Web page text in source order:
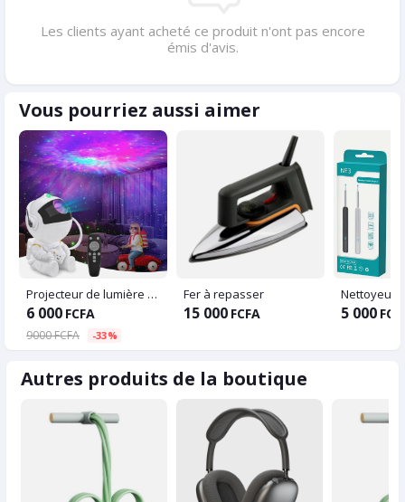
Les clients ayant acheté ce produit n'ont pas encore
émis d'avis.
Vous pourriez aussi aimer
Projecteur de lumière nuit étoilée avec brouillard, télécommande et minuterie,
6 000 FCFA
9000 FCFA -33%
Fer à repasser
15 000 FCFA 5 000
Autres produits de la boutique